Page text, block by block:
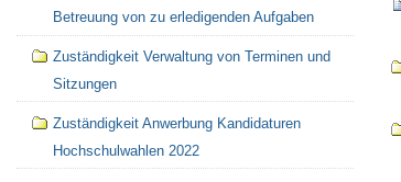
Betreuung von zu erledigenden Aufgaben
Zuständigkeit Verwaltung von Terminen und
Sitzungen
Zuständigkeit Anwerbung Kandidaturen
Hochschulwahlen 2022